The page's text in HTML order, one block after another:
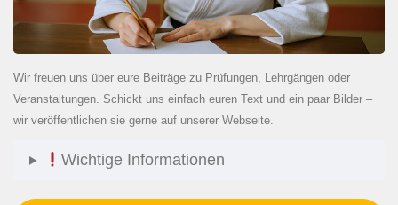
Wir freuen uns über eure Beiträge zu Prüfungen, Lehrgängen oder
Veranstaltungen. Schickt uns einfach euren Text und ein paar Bilder –
wir veröffentlichen sie gerne auf unserer Webseite.
Wichtige Informationen